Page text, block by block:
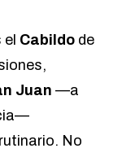
Cabildo de
Juan —a
. No